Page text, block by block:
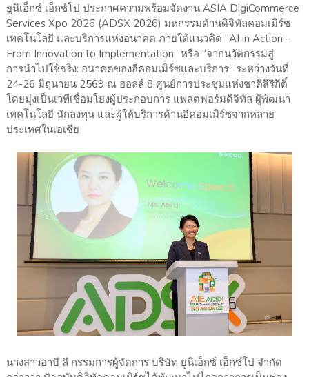
ยูนิเอ็กซ์ เอ็กซ์โป ประกาศความพร้อมจัดงาน ASIA DigiCommerce
Services Xpo 2026 (ADSX 2026) มหกรรมด้านดิจิทัลคอมเมิร์ซ
เทคโนโลยี และบริการแห่งอนาคต ภายใต้แนวคิด “AI in Action –
From Innovation to Implementation” หรือ “จากนวัตกรรมสู่
การนำไปใช้จริง: อนาคตของอีคอมเมิร์ซและบริการ” ระหว่างวันที่
24-26 มิถุนายน 2569 ณ ฮอลล์ 8 ศูนย์การประชุมแห่งชาติสิริกิติ์
โดยมุ่งเป็นเวทีเชื่อมโยงผู้ประกอบการ แพลตฟอร์มดิจิทัล ผู้พัฒนา
เทคโนโลยี นักลงทุน และผู้ให้บริการด้านอีคอมเมิร์ซจากหลาย
ประเทศในเอเชีย
นางสาวอาบี ลี กรรมการผู้จัดการ บริษัท ยูนิเอ็กซ์ เอ็กซ์โป จำกัด